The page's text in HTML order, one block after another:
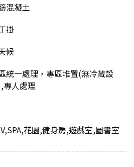
混凝土
掛
候
統一處理，專區堆置(無冷藏設
專人處理
花園,健身房,遊戲室,圖書室